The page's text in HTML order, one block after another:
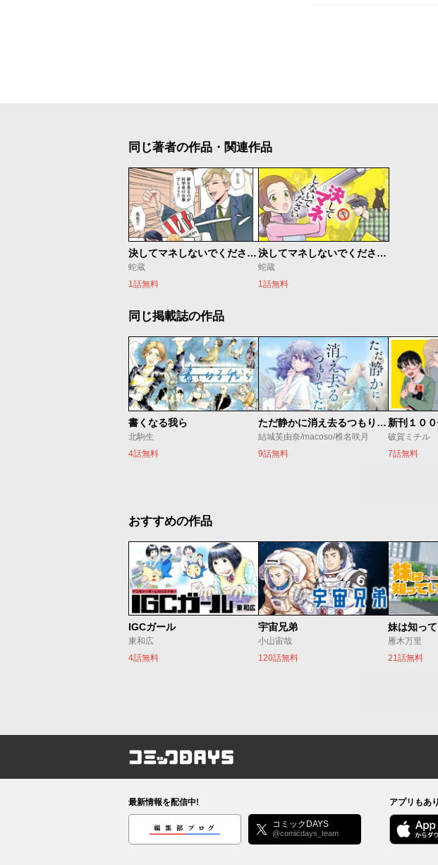
同じ著者の作品・関連作品
決してマネしないでください。【読み切り版】
蛇蔵
1話無料
決してマネしないでください。
蛇蔵
1話無料
同じ掲載誌の作品
書くなる我ら
北駒生
4話無料
ただ静かに消え去るつもりでした
結城芙由奈/macoso/椎名咲月
9話無料
新刊１０
破賀ミチル
7話無料
おすすめの作品
IGCガール
東和広
4話無料
宇宙兄弟
小山宙哉
120話無料
妹は知っ
雁木万里
21話無料
コミックDAYS
最新情報を配信中!
編集部ブログ コミックDAYS
@comicdays_team
アプリもあ